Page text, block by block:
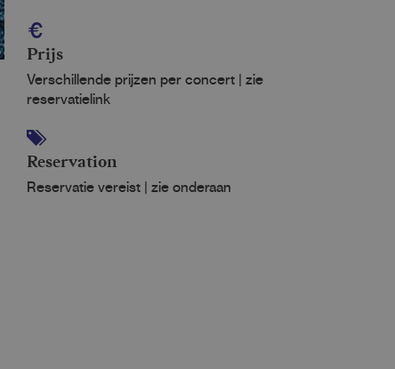
Prijs
Verschillende prijzen per concert | zie
reservatielink
Reservation
Reservatie vereist | zie onderaan